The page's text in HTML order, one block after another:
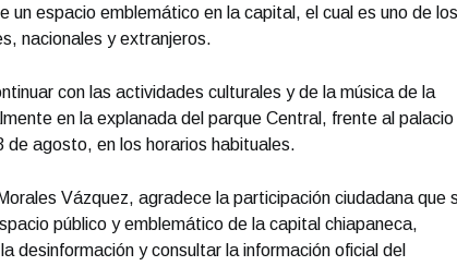
un espacio emblemático en la capital, el cual es uno de los
nacionales y extranjeros.
con las actividades culturales y de la música de la
en la explanada del parque Central, frente al palacio
de agosto, en los horarios habituales.
Vázquez, agradece la participación ciudadana que
público y emblemático de la capital chiapaneca,
desinformación y consultar la información oficial del